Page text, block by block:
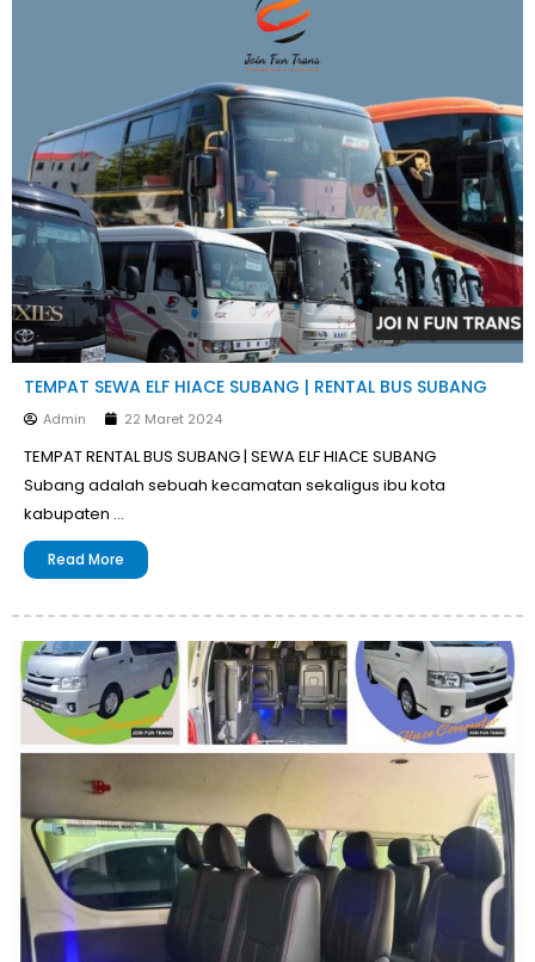
TEMPAT SEWA ELF HIACE SUBANG | RENTAL BUS SUBANG
Admin 22 Maret 2024
TEMPAT RENTAL BUS SUBANG | SEWA ELF HIACE SUBANG
Subang adalah sebuah kecamatan sekaligus ibu kota
kabupaten …
Read More